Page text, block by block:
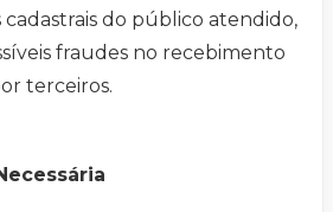
cadastrais do público atendido,
fraudes no recebimento
terceiros.